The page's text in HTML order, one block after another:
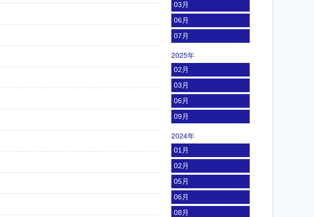
03月
06月
07月
2025年
02月
03月
06月
09月
2024年
01月
02月
05月
06月
08月